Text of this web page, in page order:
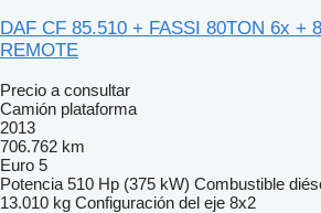
DAF CF 85.510 + FASSI 80TON 6x +
REMOTE
Precio a consultar
Camión plataforma
2013
706.762 km
Euro 5
Potencia 510 Hp (375 kW) Combustible
13.010 kg Configuración del eje 8x2